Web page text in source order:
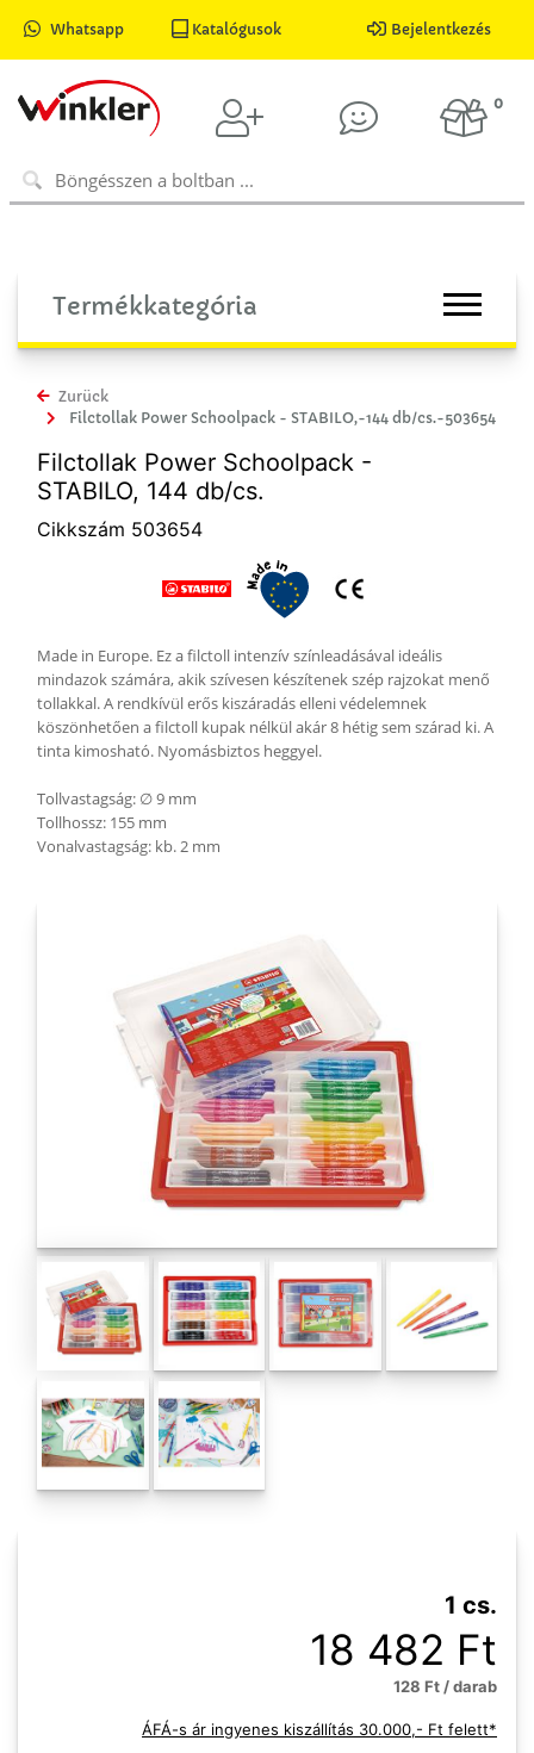
Whatsapp Katalógusok Bejelentkezés
0
Termékkategória
Zurück
Filctollak Power Schoolpack - STABILO,-144 db/cs.-503654
Filctollak Power Schoolpack -
STABILO, 144 db/cs.
Cikkszám 503654
Made in Europe. Ez a filctoll intenzív színleadásával ideális
mindazok számára, akik szívesen készítenek szép rajzokat menő
tollakkal. A rendkívül erős kiszáradás elleni védelemnek
köszönhetően a filctoll kupak nélkül akár 8 hétig sem szárad ki. A
tinta kimosható. Nyomásbiztos heggyel.
Tollvastagság: ∅ 9 mm
Tollhossz: 155 mm
Vonalvastagság: kb. 2 mm
1 cs.
18 482 Ft
128 Ft / darab
ÁFÁ-s ár ingyenes kiszállítás 30.000,- Ft felett*